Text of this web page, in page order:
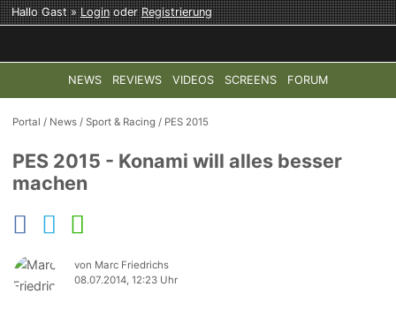
Hallo Gast »LoginoderRegistrierung
NEWS REVIEWS VIDEOS SCREENS FORUM
TOP-THEMEN: COD: MODERN WARFARE 4 HALO:
Portal / News /Sport & Racing / PES 2015
PES 2015 - Konami will alles besser
machen
von Marc Friedrichs
08.07.2014, 12:23 Uhr